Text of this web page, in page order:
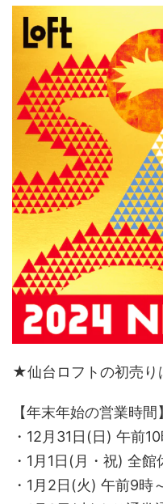
★仙台ロフトの初売
【年末年始の営業時間】
・12月31日(日) 午前
・1月1日(月・祝) 全館
・1月2日(火) 午前9時